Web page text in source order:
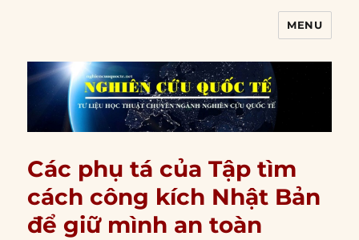
MENU
Các phụ tá của Tập tìm
cách công kích Nhật Bản
để giữ mình an toàn